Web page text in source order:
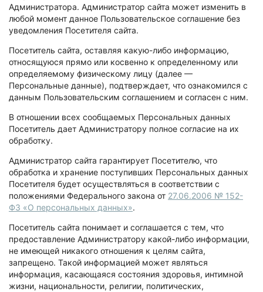
Администратора. Администратор сайта может изменить в
любой момент данное Пользовательское соглашение без
уведомления Посетителя сайта.
Посетитель сайта, оставляя какую-либо информацию,
относящуюся прямо или косвенно к определенному или
определяемому физическому лицу (далее —
Персональные данные), подтверждает, что ознакомился с
данным Пользовательским соглашением и согласен с ним.
В отношении всех сообщаемых Персональных данных
Посетитель дает Администратору полное согласие на их
обработку.
Администратор сайта гарантирует Посетителю, что
обработка и хранение поступивших Персональных данных
Посетителя будет осуществляться в соответствии с
положениями Федерального закона от 27.06.2006 № 152-
ФЗ «О персональных данных».
Посетитель сайта понимает и соглашается с тем, что
предоставление Администратору какой-либо информации,
не имеющей никакого отношения к целям сайта,
запрещено. Такой информацией может являться
информация, касающаяся состояния здоровья, интимной
жизни, национальности, религии, политических,